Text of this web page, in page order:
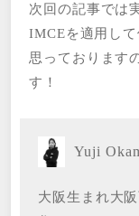
次回の記事では
IMCEを適用し
思っております
す！
Yuji
大阪生まれ大